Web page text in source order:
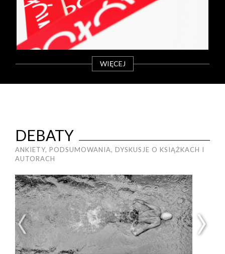
WIĘCEJ
DEBATY
ANKIETY, PODSUMOWANIA, DYSKUSJE O KSIĄŻKACH I
AUTORACH